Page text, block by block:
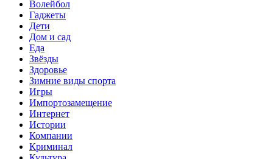
Волейбол
Гаджеты
Дети
Дом и сад
Еда
Звёзды
Здоровье
Зимние виды спорта
Игры
Импортозамещение
Интернет
Истории
Компании
Криминал